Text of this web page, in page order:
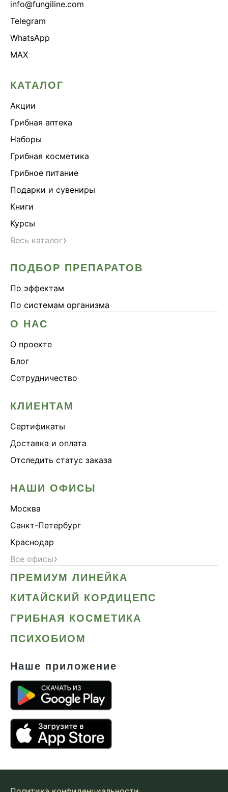
info@fungiline.com
Telegram
WhatsApp
MAX
КАТАЛОГ
Акции
Грибная аптека
Наборы
Грибная косметика
Грибное питание
Подарки и сувениры
Книги
Курсы
Весь каталог›
ПОДБОР ПРЕПАРАТОВ
По эффектам
По системам организма
О НАС
О проекте
Блог
Сотрудничество
КЛИЕНТАМ
Сертификаты
Доставка и оплата
Отследить статус заказа
НАШИ ОФИСЫ
Москва
Санкт-Петербург
Краснодар
Все офисы›
ПРЕМИУМ ЛИНЕЙКА
КИТАЙСКИЙ КОРДИЦЕПС
ГРИБНАЯ КОСМЕТИКА
ПСИХОБИОМ
Наше приложение